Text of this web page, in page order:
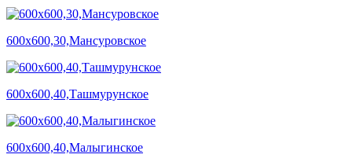
600х600,30,Мансуровское
600х600,40,Ташмурунское
600х600,40,Малыгинское